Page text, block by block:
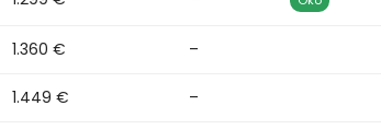
1.360 € –
1.449 € –